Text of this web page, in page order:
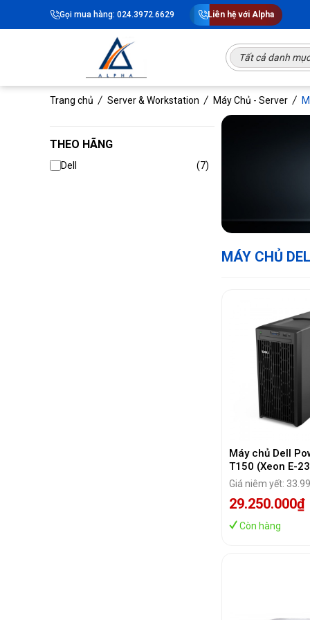
Gọi mua hàng: 024.3972.6629 Liên hệ với Alpha
Tất cả danh
Trang chủ Server & Workstation Máy Chủ - Server
THEO HÃNG
Dell (7)
MÁY CHỦ
Máy chủ Dell
T150 (Xeon E-
RAM/1TB HDD/
Express 15G/
5720 Dual Port
LOM/DVDRW/
(42SVRDT150-
Giá niêm yết:
29.250.000₫
Còn hàng